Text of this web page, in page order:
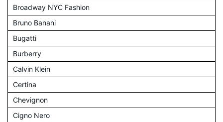
Broadway NYC Fashion
Bruno Banani
Bugatti
Burberry
Calvin Klein
Certina
Chevignon
Cigno Nero